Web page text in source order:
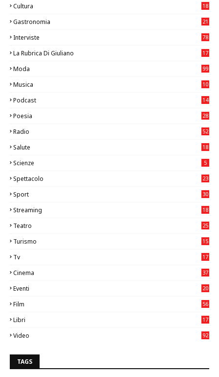
Cultura
18
Gastronomia
21
Interviste 78
La Rubrica Di Giuliano
17
Moda 99
Musica
10
Podcast 14
Poesia 28
Radio 52
Salute
18
Scienze 5
Spettacolo 23
Sport
30
Streaming 18
Teatro
25
Turismo
15
Tv
17
Cinema
37
Eventi
20
Film
56
Libri
17
Video
92
TAGS